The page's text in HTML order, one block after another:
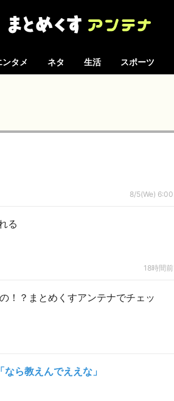
ンタメ ネタ 生活 スポーツ
8/5(We) 6:00
る
18時間前
！？まとめくすアンテナでチェッ
ら教えんでええな」